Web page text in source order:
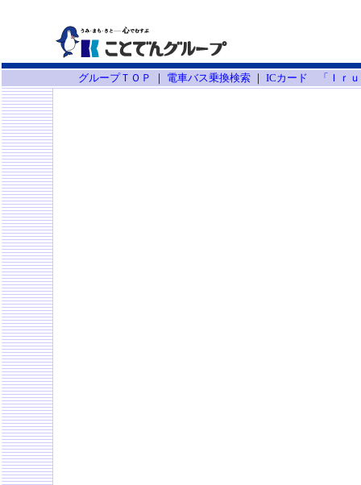
グループＴＯＰ ｜ 電車バス乗換検索 ｜ ICカード 「Ｉｒｕ